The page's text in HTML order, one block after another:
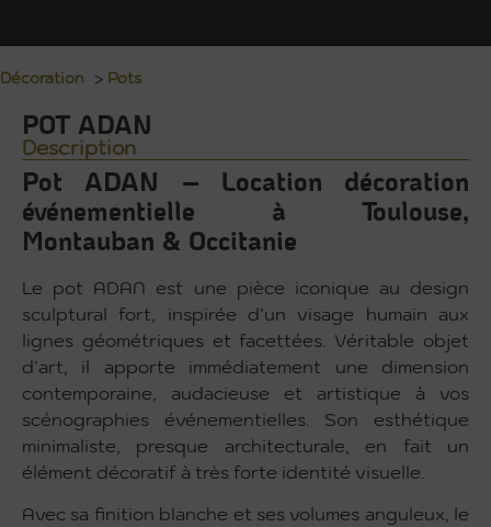
Décoration > Pots
POT ADAN
Description
Pot ADAN – Location décoration
événementielle à Toulouse,
Montauban & Occitanie
Le pot ADAN est une pièce iconique au design
sculptural fort, inspirée d’un visage humain aux
lignes géométriques et facettées. Véritable objet
d’art, il apporte immédiatement une dimension
contemporaine, audacieuse et artistique à vos
scénographies événementielles. Son esthétique
minimaliste, presque architecturale, en fait un
élément décoratif à très forte identité visuelle.
Avec sa finition blanche et ses volumes anguleux, le